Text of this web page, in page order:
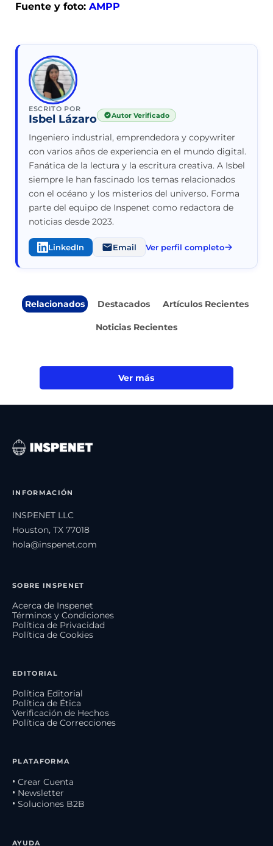
Fuente y foto: AMPP
ESCRITO POR
Isbel Lázaro Autor Verificado
Ingeniero industrial, emprendedora y copywriter
con varios años de experiencia en el mundo digital.
Fanática de la lectura y la escritura creativa. A Isbel
siempre le han fascinado los temas relacionados
con el océano y los misterios del universo. Forma
parte del equipo de Inspenet como redactora de
noticias desde 2023.
LinkedIn Email Ver perfil completo
Relacionados Destacados Artículos Recientes
Noticias Recientes
Ver más
INFORMACIÓN
INSPENET LLC
Houston, TX 77018
hola@inspenet.com
SOBRE INSPENET
Acerca de Inspenet
Términos y Condiciones
Política de Privacidad
Política de Cookies
EDITORIAL
Política Editorial
Política de Ética
Verificación de Hechos
Política de Correcciones
PLATAFORMA
• Crear Cuenta
• Newsletter
• Soluciones B2B
AYUDA